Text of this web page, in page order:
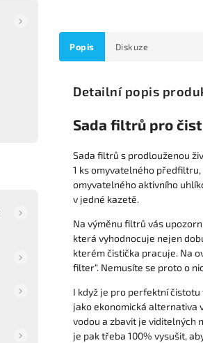
Popis Diskuze
Detailní popis
Sada filtrů pro
Sada filtrů s prodlouženou
1 ks omyvatelného předfiltru,
omyvatelného aktivního
v jedné kazetě.
Na výměnu filtrů vás
která vyhodnocuje nejen
kterém čistička pracuje. Na
filter“. Nemusíte se proto o
I když je pro perfektní
jako ekonomická alternativa
vodou a zbavit je viditelných
je pak třeba 100% vysušit,